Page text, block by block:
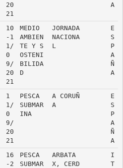
20
21
A
10
-1
1/
0
9/
20
21
MEDIO
AMBIEN
TE Y S
OSTENI
BILIDA
D
JORNADA
NACIONA
L
E
S
P
A
Ñ
A
1
1/
0
9/
20
21
PESCA
SUBMAR
INA
A CORUÑ
A
E
S
P
A
Ñ
A
16
-2
PESCA
SUBMAR
ARBATA
X, CERD
I
T